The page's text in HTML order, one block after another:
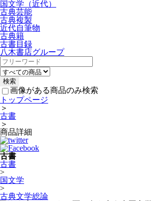
国文学（近代）
古典芸能
古典複製
近代自筆物
古典籍
古書目録
八木書店グループ
画像がある商品のみ検索
トップページ
＞
古書
＞
商品詳細
古書
古書
>
国文学
>
古典文学総論